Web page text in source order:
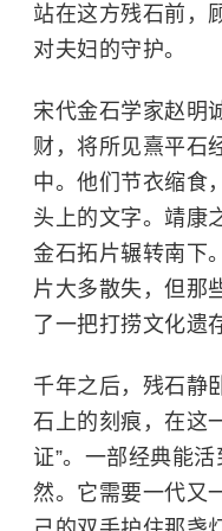
站在这方残石前
对夫妇的守护。
宋代金石学家赵明
财，将所见熹平石
中。他们节衣缩食
头上的文字。靖康
金石拓片辗转南下
片大多散失，但那
了一把打捞文化遗
千年之后，残石静
石上的刻痕，在这
证”。一部经典能
然。它需要一代又